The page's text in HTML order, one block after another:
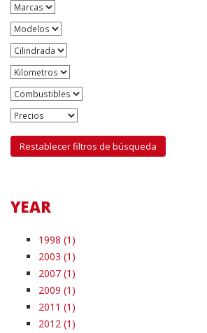
Restablecer filtros de búsqueda
YEAR
1998 (1)
2003 (1)
2007 (1)
2009 (1)
2011 (1)
2012 (1)